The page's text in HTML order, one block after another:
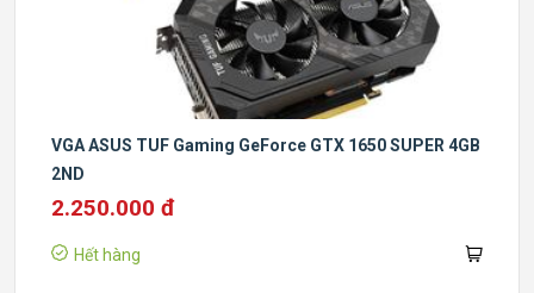
VGA ASUS TUF Gaming GeForce GTX 1650 SUPER 4GB
2ND
2.250.000 đ
Hết hàng